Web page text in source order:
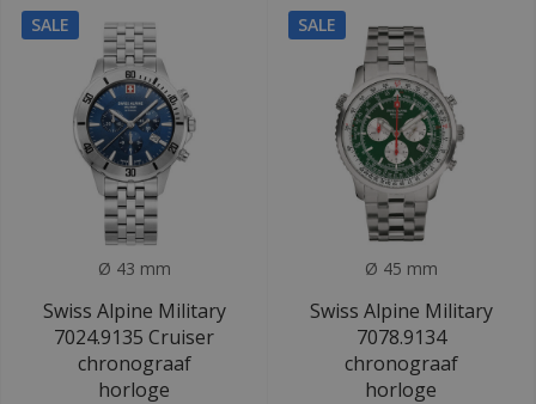
SALE
Ø 43 mm
Swiss Alpine Military
7024.9135 Cruiser
chronograaf
horloge
SALE
Ø 45 mm
Swiss Alpine Military
7078.9134
chronograaf
horloge